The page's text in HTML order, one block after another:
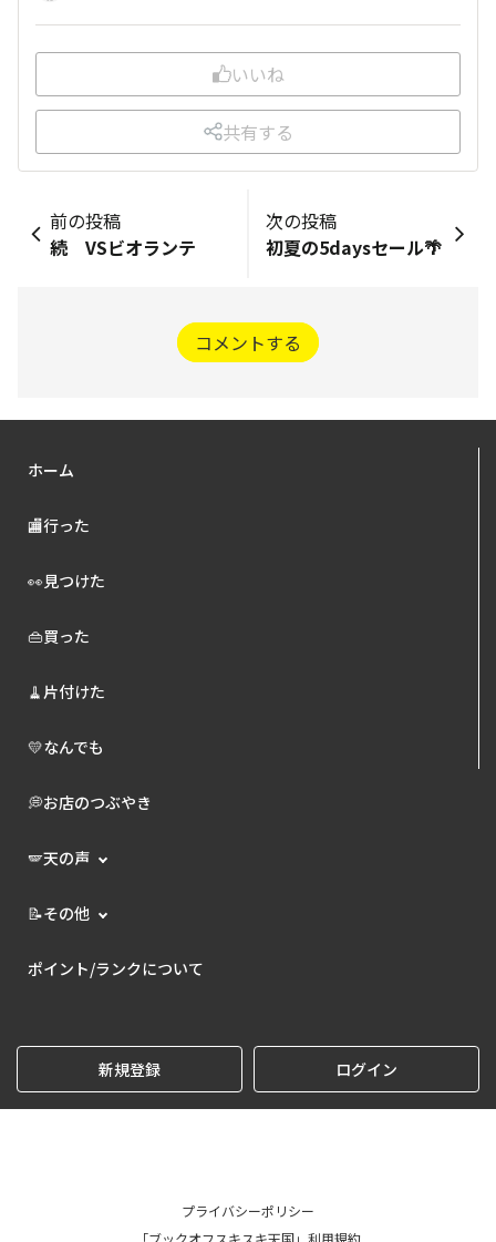
いいね
共有する
前の投稿
続 VSビオランテ
次の投稿
初夏の5daysセール🌴
コメントする
ホーム
🏬行った
👀見つけた
👜買った
🧹片付けた
💛なんでも
💭お店のつぶやき
🪽天の声
📝その他
ポイント/ランクについて
新規登録 ログイン
プライバシーポリシー
「ブックオフスキスキ天国」利用規約